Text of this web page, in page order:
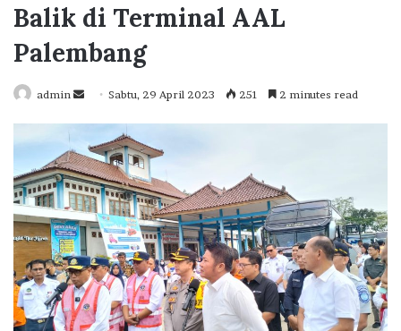
Balik di Terminal AAL
Palembang
admin
Send Sabtu, 29 April 2023 251 2 minutes read